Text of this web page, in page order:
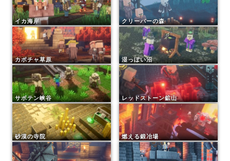
イカ海岸 クリーパーの森
カボチャ草原 湿っぽい沼
サボテン峡谷 レッドストーン鉱山
砂漠の寺院 燃える鍛冶場